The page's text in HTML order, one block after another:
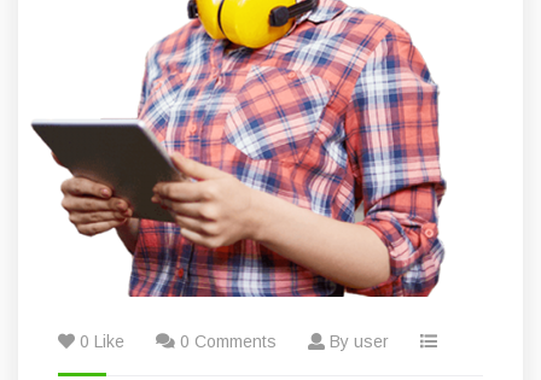
0 Like 0 Comments By user